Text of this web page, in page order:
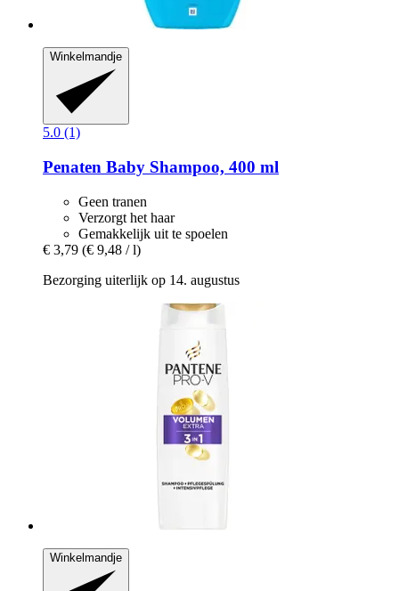
Winkelmandje
5.0 (1)
Penaten Baby Shampoo, 400 ml
Geen tranen
Verzorgt het haar
Gemakkelijk uit te spoelen
€ 3,79 (€ 9,48 / l)
Bezorging uiterlijk op 14. augustus
Winkelmandje